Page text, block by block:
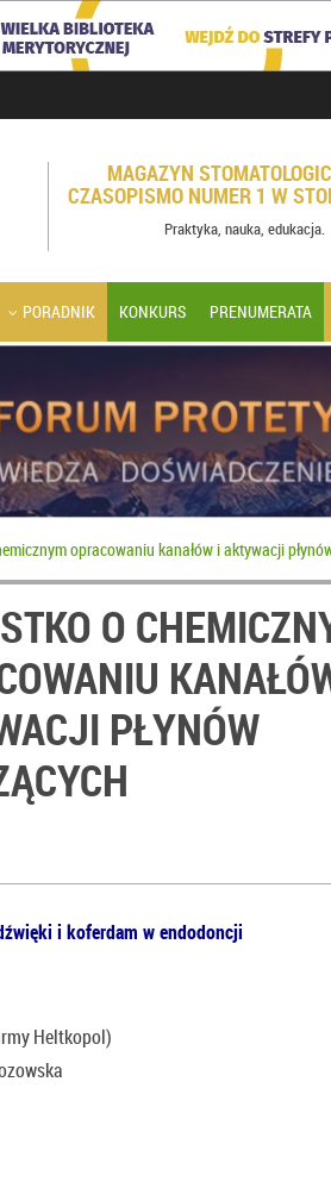
MAGAZYN
CZASOPISMO NUMER 1 W
Praktyka, nauka, edukacja.
PORADNIK KONKURS PRENUMERATA
opracowaniu kanałów i aktywacji
O
PŁYNÓW
i koferdam w endodoncji
Heltkopol)